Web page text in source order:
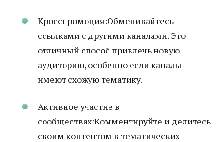
Кросспромоция:Обменивайтесь
ссылками с другими каналами. Это
отличный способ привлечь новую
аудиторию, особенно если каналы
имеют схожую тематику.
Активное участие в
сообществах:Комментируйте и делитесь
своим контентом в тематических